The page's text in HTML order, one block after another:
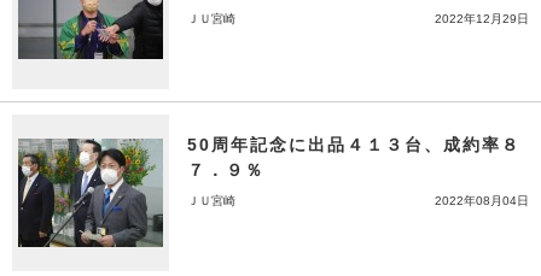
ＪＵ宮崎 2022年12月29日
50周年記念に出品４１３台、成約率８
７．９％
ＪＵ宮崎 2022年08月04日